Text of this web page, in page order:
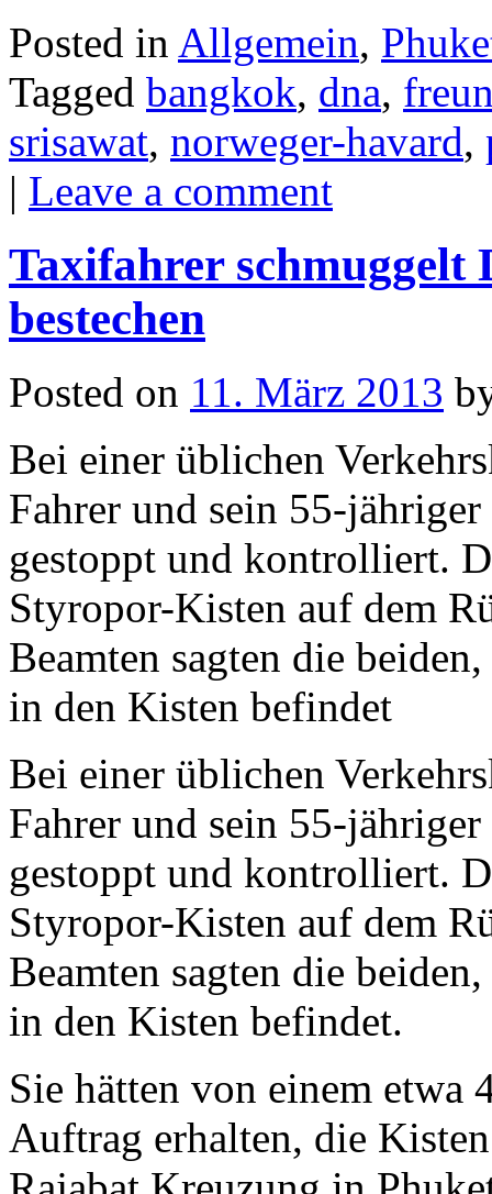
Posted in Allgemein,
Tagged bangkok, dna,
srisawat, norweger-havard,
| Leave a comment
Taxifahrer schmuggelt
bestechen
Posted on 11. März 2013
Bei einer üblichen
Fahrer und sein 55-
gestoppt und kontrolliert.
Styropor-Kisten auf dem
Beamten sagten die
in den Kisten befindet
Bei einer üblichen
Fahrer und sein 55-
gestoppt und kontrolliert.
Styropor-Kisten auf dem
Beamten sagten die
in den Kisten befindet.
Sie hätten von einem
Auftrag erhalten, die